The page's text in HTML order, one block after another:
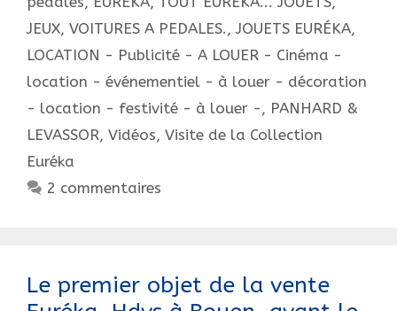
JEUX, VOITURES A PEDALES. , JOUETS EURÉKA,
LOCATION - Publicité - A LOUER - Cinéma -
location - événementiel - à louer - décoration
- location - festivité - à louer - , PANHARD &
LEVASSOR, Vidéos, Visite de la Collection
Euréka
2 commentaires
Le premier objet de la vente